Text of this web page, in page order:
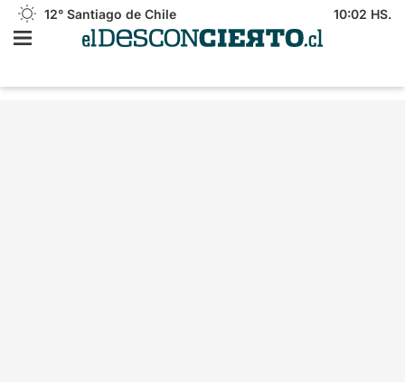
12° Santiago de Chile 10:02 HS.